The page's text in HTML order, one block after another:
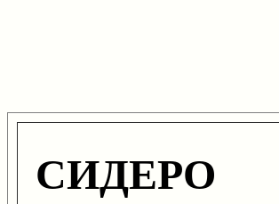
СИДЕРО